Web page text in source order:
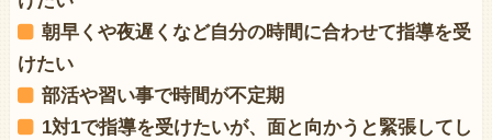
朝早くや夜遅くなど自分の時間に合わせて指導を受
けたい
部活や習い事で時間が不定期
1対1で指導を受けたいが、面と向かうと緊張してし